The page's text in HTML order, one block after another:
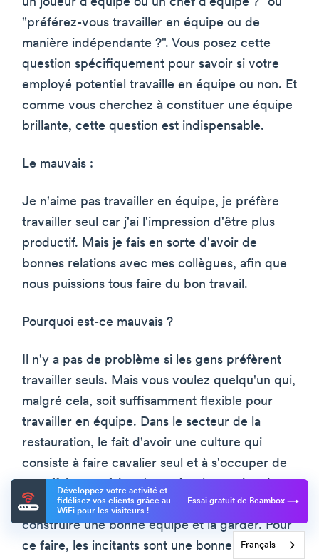
"préférez-vous travailler en équipe ou de
manière indépendante ?". Vous posez cette
question spécifiquement pour savoir si votre
employé potentiel travaille en équipe ou non. Et
comme vous cherchez à constituer une équipe
brillante, cette question est indispensable.
Le mauvais :
Je n'aime pas travailler en équipe, je préfère
travailler seul car j'ai l'impression d'être plus
productif. Mais je fais en sorte d'avoir de
bonnes relations avec mes collègues, afin que
nous puissions tous faire du bon travail.
Pourquoi est-ce mauvais ?
Il n'y a pas de problème si les gens préfèrent
travailler seuls. Mais vous voulez quelqu'un qui,
malgré cela, soit suffisamment flexible pour
travailler en équipe. Dans le secteur de la
restauration, le fait d'avoir une culture qui
consiste à faire cavalier seul et à s'occuper de
ses affaires ne fait qu'accroître la rotation du
personnel. C'est aussi une raison pour
construire une bonne équipe et la garder. Pour
ce faire, les incitants sont une bonne stratégie.
Développez votre activité et
fidélisez vos clients grâce au
WiFi pour les visiteurs !
Essai gratuit de Beambox
Français